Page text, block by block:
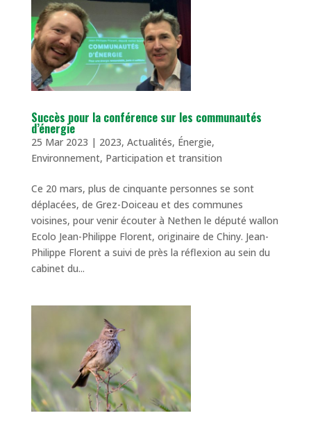
Succès pour la conférence sur les communautés
d’énergie
25 Mar 2023 | 2023, Actualités, Énergie,
Environnement, Participation et transition
Ce 20 mars, plus de cinquante personnes se sont
déplacées, de Grez-Doiceau et des communes
voisines, pour venir écouter à Nethen le député wallon
Ecolo Jean-Philippe Florent, originaire de Chiny. Jean-
Philippe Florent a suivi de près la réflexion au sein du
cabinet du...